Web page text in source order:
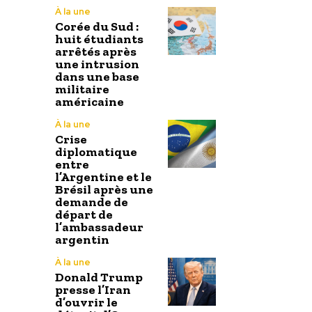
À la une
Corée du Sud :
huit étudiants
arrêtés après
une intrusion
dans une base
militaire
américaine
À la une
Crise
diplomatique
entre
l’Argentine et le
Brésil après une
demande de
départ de
l’ambassadeur
argentin
À la une
Donald Trump
presse l’Iran
d’ouvrir le